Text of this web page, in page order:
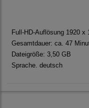
Full-HD-Auflösung 1920
Gesamtdauer: ca. 47
Dateigröße: 3,50 GB
Sprache. deutsch